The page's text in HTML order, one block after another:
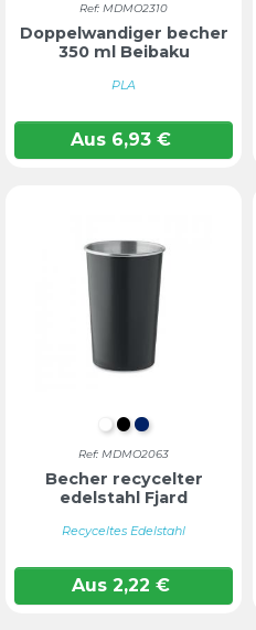
Ref: MDMO2310
Doppelwandiger becher
350 ml Beibaku
PLA
Aus 6,93 €
WEIß
SCHWARZ
MARINEBLAU
Ref: MDMO2063
Becher recycelter
edelstahl Fjard
Recyceltes Edelstahl
Aus 2,22 €